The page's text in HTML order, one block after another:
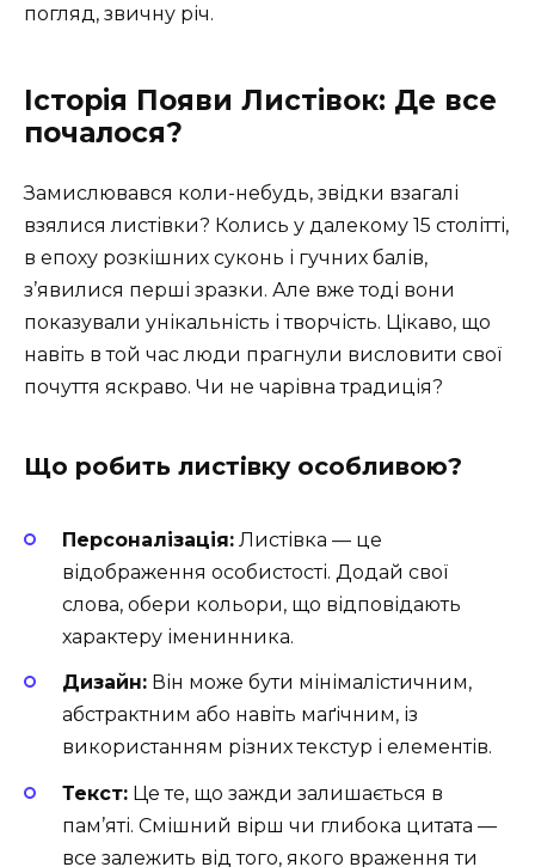
погляд, звичну річ.
Історія Появи Листівок: Де все
почалося?
Замислювався коли-небудь, звідки взагалі
взялися листівки? Колись у далекому 15 столітті,
в епоху розкішних суконь і гучних балів,
з’явилися перші зразки. Але вже тоді вони
показували унікальність і творчість. Цікаво, що
навіть в той час люди прагнули висловити свої
почуття яскраво. Чи не чарівна традиція?
Що робить листівку особливою?
Персоналізація: Листівка — це
відображення особистості. Додай свої
слова, обери кольори, що відповідають
характеру іменинника.
Дизайн: Він може бути мінімалістичним,
абстрактним або навіть маґічним, із
використанням різних текстур і елементів.
Текст: Це те, що зажди залишається в
пам’яті. Смішний вірш чи глибока цитата —
все залежить від того, якого враження ти